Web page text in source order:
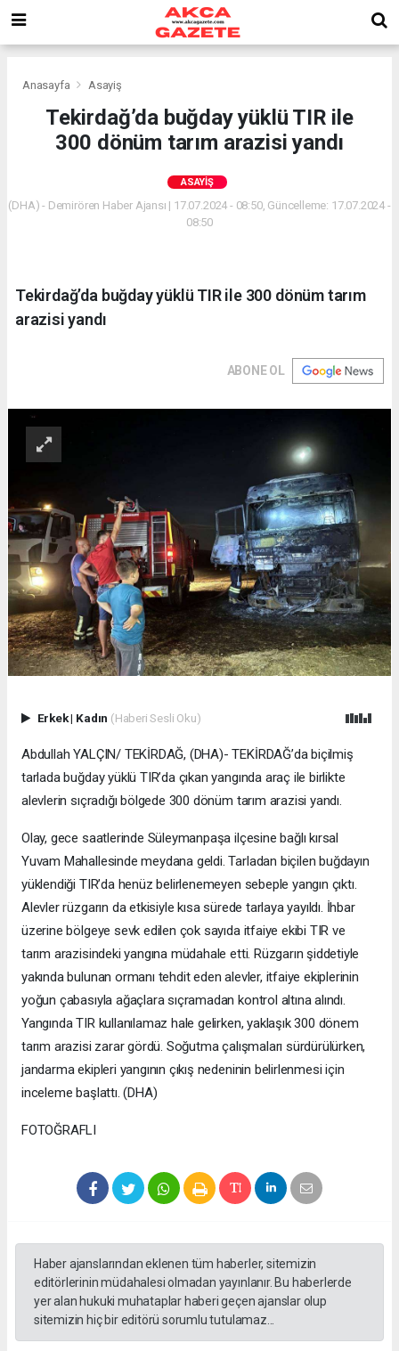
Anasayfa Asayiş
Tekirdağ’da buğday yüklü TIR ile
300 dönüm tarım arazisi yandı
ASAYIŞ
(DHA) - Demirören Haber Ajansı | 17.07.2024 - 08:50, Güncelleme: 17.07.2024 -
08:50
Tekirdağ’da buğday yüklü TIR ile 300 dönüm tarım
arazisi yandı
ABONE OL
Erkek| Kadın (Haberi Sesli Oku)
Abdullah YALÇIN/ TEKİRDAĞ, (DHA)- TEKİRDAĞ’da biçilmiş
tarlada buğday yüklü TIR’da çıkan yangında araç ile birlikte
alevlerin sıçradığı bölgede 300 dönüm tarım arazisi yandı.
Olay, gece saatlerinde Süleymanpaşa ilçesine bağlı kırsal
Yuvam Mahallesinde meydana geldi. Tarladan biçilen buğdayın
yüklendiği TIR’da henüz belirlenemeyen sebeple yangın çıktı.
Alevler rüzgarın da etkisiyle kısa sürede tarlaya yayıldı. İhbar
üzerine bölgeye sevk edilen çok sayıda itfaiye ekibi TIR ve
tarım arazisindeki yangına müdahale etti. Rüzgarın şiddetiyle
yakında bulunan ormanı tehdit eden alevler, itfaiye ekiplerinin
yoğun çabasıyla ağaçlara sıçramadan kontrol altına alındı.
Yangında TIR kullanılamaz hale gelirken, yaklaşık 300 dönem
tarım arazisi zarar gördü. Soğutma çalışmaları sürdürülürken,
jandarma ekipleri yangının çıkış nedeninin belirlenmesi için
inceleme başlattı. (DHA)
FOTOĞRAFLI
Haber ajanslarından eklenen tüm haberler, sitemizin
editörlerinin müdahalesi olmadan yayınlanır. Bu haberlerde
yer alan hukuki muhataplar haberi geçen ajanslar olup
sitemizin hiç bir editörü sorumlu tutulamaz...